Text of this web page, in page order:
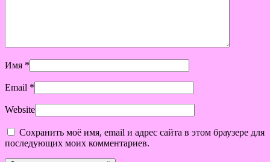
Имя *
Email *
Website
Сохранить моё имя, email и адрес сайта в этом браузере для
последующих моих комментариев.